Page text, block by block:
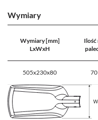
Wymiary
Wymiary [mm]
LxWxH
Ilość
505x230x80 70